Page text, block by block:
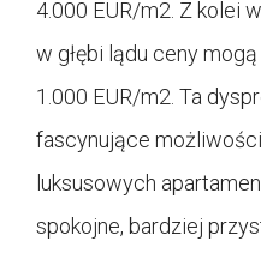
4.000 EUR/m2. Z kolei
w głębi lądu ceny
1.000 EUR/m2. Ta
fascynujące
luksusowych
spokojne, bardziej